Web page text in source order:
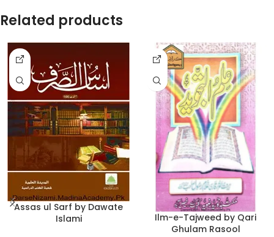
Related products
Assas ul Sarf by Dawate
Islami
Ilm-e-Tajweed by Qari
Ghulam Rasool